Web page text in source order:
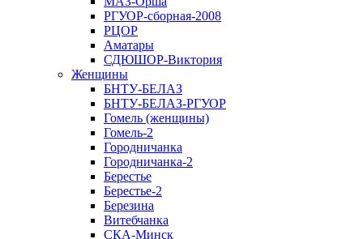
РГУОР-сборная-2008
РЦОР
Аматары
СДЮШОР-Виктория
Женщины
БНТУ-БЕЛАЗ
БНТУ-БЕЛАЗ-РГУОР
Гомель (женщины)
Гомель-2
Городничанка
Городничанка-2
Берестье
Берестье-2
Березина
Витебчанка
СКА-Минск